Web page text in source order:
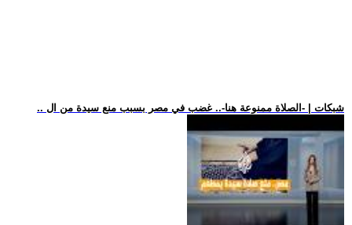
.. شبكات | -الصلاة ممنوعة هنا-.. غضب في مصر بسبب منع سيدة من ال